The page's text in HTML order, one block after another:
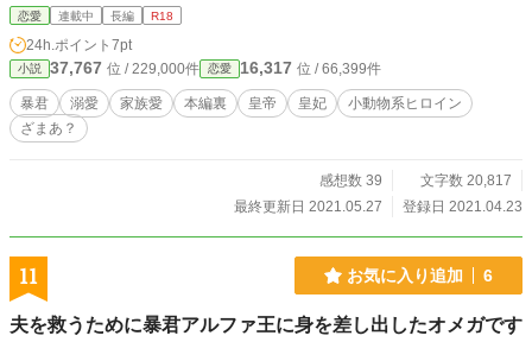
馬鹿が皇帝を続けられるはずもないのだから。 あえていう問
ていても、ろくな女がいないのだから俺は悪くないと思う
が。媚び売るだけの馬鹿と自信過剰女に、権威目的に親に言
われてか真っ青になりながら嫌々近づいてくる女を皇妃にし
たところで仕事が増えるだけ。 せめて大人しいものならばど
下たちがさすがにそろそろ皇妃なるものを探すよう言い出し
たため適齢期の令嬢は強制参加という条件で開いた舞踏会。
のような小動物を連想させる可愛らしい令嬢と目があったの
そうなので別作品として公開しました。 進みは先に書き始め
恋愛 連載中 長編 R18
24h.ポイント 7pt
小説 37,767 位 / 229,000件 恋愛 16,317 位 / 66,399件
暴君 溺愛 家族愛 本編裏 皇帝 皇妃
小動物系ヒロイン
ざまあ？
感想数 39
文字数 20,817
最終更新日 2021.05.27
登録日 2021.04.23
11 お気に入り追加 6
夫を救うために暴君アルファ王に身を差し出したオメガです